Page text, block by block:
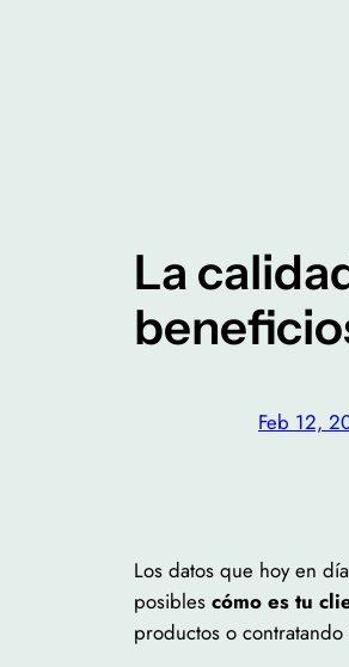
La
Feb 12,
Los datos que hoy en
posibles cómo es tu
productos o